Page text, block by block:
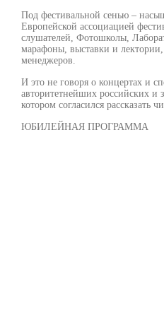
Под фестивальной сенью –
Европейской ассоциацией
слушателей, Фотошколы,
марафоны, выставки и
менеджеров.
И это не говоря о концертах и
авторитетнейших российских
котором согласился рассказать
ЮБИЛЕЙНАЯ ПРОГРАММА